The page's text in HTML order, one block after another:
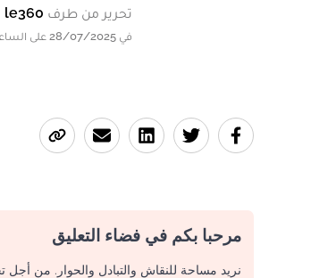
تحرير من طرف le360 سبور
في 28/07/2025 على الساعة 13:00
مرحبا بكم في فضاء التعليق
نريد مساحة للنقاش والتبادل والحوار. من أجل